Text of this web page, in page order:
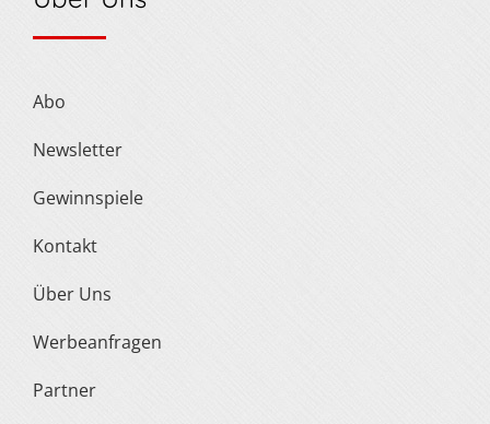
Abo
Newsletter
Gewinnspiele
Kontakt
Über Uns
Werbeanfragen
Partner